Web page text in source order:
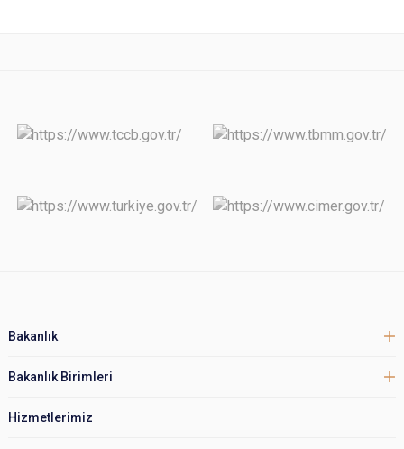
Bakanlık
Bakanlık Birimleri
Hizmetlerimiz